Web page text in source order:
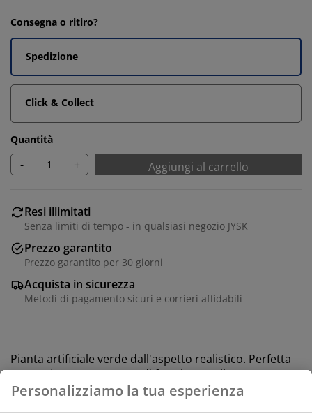
Consegna o ritiro?
Spedizione
Click & Collect
Quantità
- + Aggiungi al carrello
Resi illimitati
Senza limiti di tempo - in qualsiasi negozio JYSK
Prezzo garantito
Prezzo garantito per 30 giorni
Acquista in sicurezza
Metodi di pagamento sicuri e corrieri affidabili
Pianta artificiale verde dall'aspetto realistico. Perfetta
per aggiungere un tocco di freschezza alla tua casa
senza bisogno di annaffiare. La pianta è fornita in un
Personalizziamo la tua esperienza